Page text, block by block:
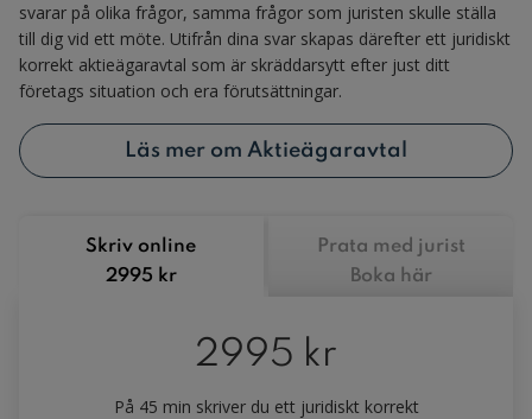
svarar på olika frågor, samma frågor som juristen skulle ställa
till dig vid ett möte. Utifrån dina svar skapas därefter ett juridiskt
korrekt aktieägaravtal som är skräddarsytt efter just ditt
företags situation och era förutsättningar.
Läs mer om Aktieägaravtal
Skriv online
2995 kr
Prata med jurist
Boka här
2995 kr
På 45 min skriver du ett juridiskt korrekt